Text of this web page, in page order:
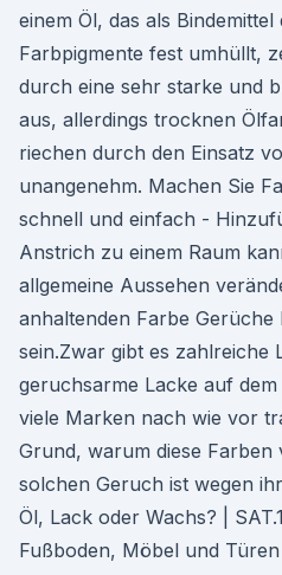
einem Öl, das als Bindemittel
Farbpigmente fest umhüllt,
durch eine sehr starke und
aus, allerdings trocknen
riechen durch den Einsatz
unangenehm. Machen Sie
schnell und einfach -
Anstrich zu einem Raum
allgemeine Aussehen
anhaltenden Farbe Gerüche
sein.Zwar gibt es zahlreiche
geruchsarme Lacke auf
viele Marken nach wie vor
Grund, warum diese Farben
solchen Geruch ist wegen
Öl, Lack oder Wachs? |
Fußboden, Möbel und